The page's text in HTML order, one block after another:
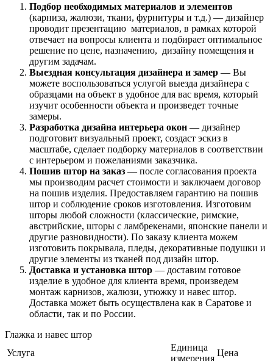
Подбор необходимых материалов и элементов
(карниза, жалюзи, ткани, фурнитуры и т.д.) — дизайнер
проводит презентацию материалов, в рамках которой
отвечает на вопросы клиента и подбирает оптимальное
решение по цене, назначению, дизайну помещения и
другим задачам.
Выездная консультация дизайнера и замер — Вы
можете воспользоваться услугой выезда дизайнера с
образцами на объект в удобное для вас время, который
изучит особенности объекта и произведет точные
замеры.
Разработка дизайна интерьера окон — дизайнер
подготовит визуальный проект, создаст эскиз в
масштабе, сделает подборку материалов в соответствии
с интерьером и пожеланиями заказчика.
Пошив штор на заказ — после согласования проекта
мы производим расчет стоимости и заключаем договор
на пошив изделия. Предоставляем гарантию на пошив
штор и соблюдение сроков изготовления. Изготовим
шторы любой сложности (классические, римские,
австрийские, шторы с ламбрекенами, японские панели и
другие разновидности). По заказу клиента можем
изготовить покрывала, пледы, декоративные подушки и
другие элементы из тканей под дизайн штор.
Доставка и установка штор — доставим готовое
изделие в удобное для клиента время, произведем
монтаж карнизов, жалюзи, утюжку и навес штор.
Доставка может быть осуществлена как в Саратове и
области, так и по России.
Глажка и навес штор
Услуга
Единица
измерения
Цена